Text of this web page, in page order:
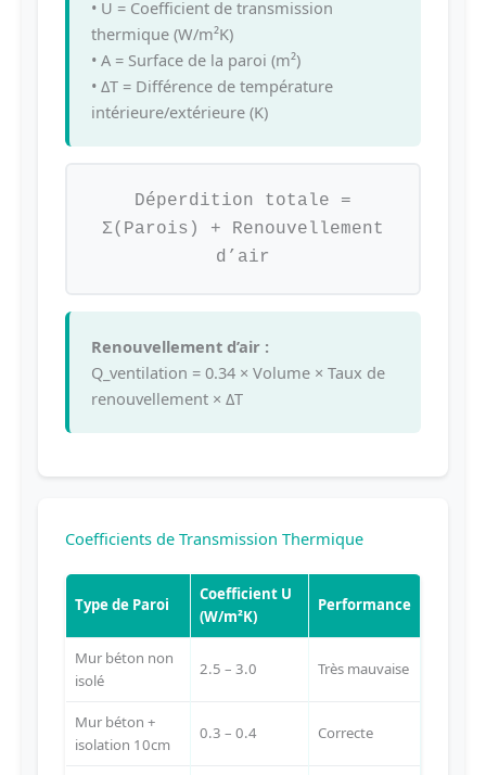
• U = Coefficient de transmission
thermique (W/m²K)
• A = Surface de la paroi (m²)
• ΔT = Différence de température
intérieure/extérieure (K)
Déperdition totale =
Σ(Parois) + Renouvellement
d’air
Renouvellement d’air :
Q_ventilation = 0.34 × Volume × Taux de
renouvellement × ΔT
Coefficients de Transmission Thermique
Type de Paroi
Coefficient U
(W/m²K)
Performance
Mur béton non
isolé
2.5 – 3.0 Très mauvaise
Mur béton +
isolation 10cm
0.3 – 0.4 Correcte